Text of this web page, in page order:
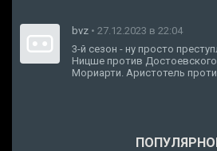
bvz • 27.12.2023 в 22:04
3-й сезон - ну просто
Ницше против
Мориарти. Аристотель